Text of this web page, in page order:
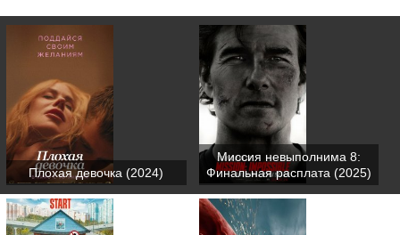
Плохая девочка (2024)
Миссия невыполнима 8:
Финальная расплата (2025)